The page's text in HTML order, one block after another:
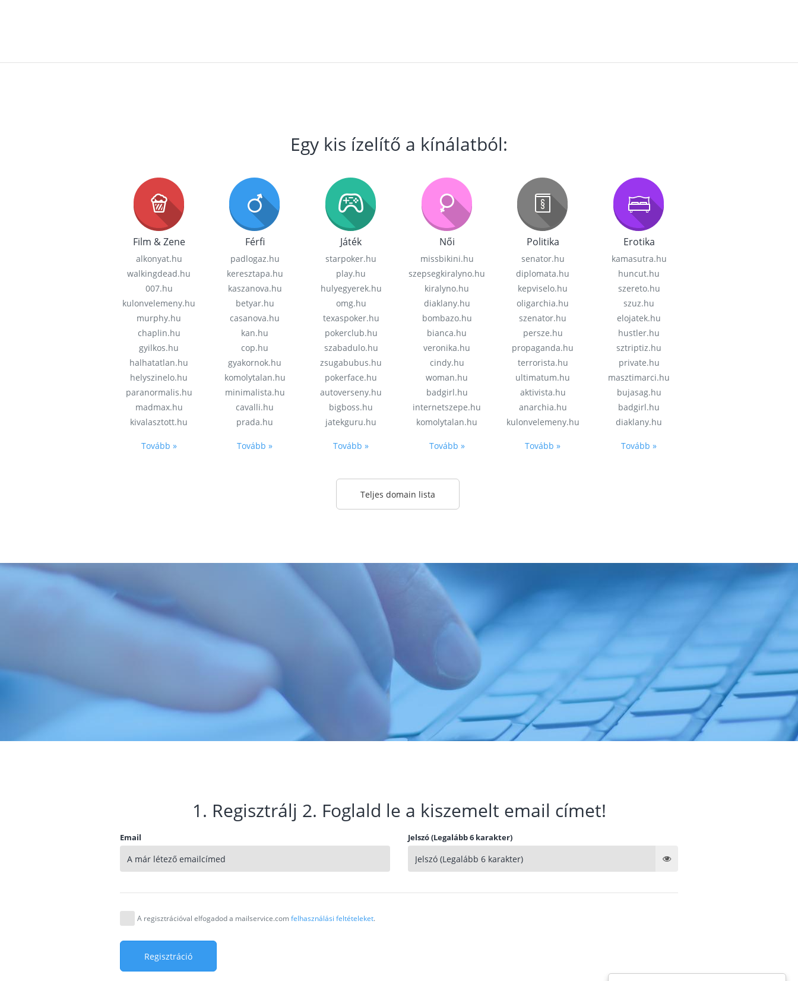
Egy kis ízelítő a kínálatból:
Film & Zene
alkonyat.hu
walkingdead.hu
007.hu
kulonvelemeny.hu
murphy.hu
chaplin.hu
gyilkos.hu
halhatatlan.hu
helyszinelo.hu
paranormalis.hu
madmax.hu
kivalasztott.hu
Tovább »
Férfi
padlogaz.hu
keresztapa.hu
kaszanova.hu
betyar.hu
casanova.hu
kan.hu
cop.hu
gyakornok.hu
komolytalan.hu
minimalista.hu
cavalli.hu
prada.hu
Tovább »
Játék
starpoker.hu
play.hu
hulyegyerek.hu
omg.hu
texaspoker.hu
pokerclub.hu
szabadulo.hu
zsugabubus.hu
pokerface.hu
autoverseny.hu
bigboss.hu
jatekguru.hu
Tovább »
Női
missbikini.hu
szepsegkiralyno.hu
kiralyno.hu
diaklany.hu
bombazo.hu
bianca.hu
veronika.hu
cindy.hu
woman.hu
badgirl.hu
internetszepe.hu
komolytalan.hu
Tovább »
Politika
senator.hu
diplomata.hu
kepviselo.hu
oligarchia.hu
szenator.hu
persze.hu
propaganda.hu
terrorista.hu
ultimatum.hu
aktivista.hu
anarchia.hu
kulonvelemeny.hu
Tovább »
Erotika
kamasutra.hu
huncut.hu
szereto.hu
szuz.hu
elojatek.hu
hustler.hu
sztriptiz.hu
private.hu
masztimarci.hu
bujasag.hu
badgirl.hu
diaklany.hu
Tovább »
Teljes domain lista
1. Regisztrálj 2. Foglald le a kiszemelt email címet!
Email Jelszó (Legalább 6 karakter)
A regisztrációval elfogadod a mailservice.comfelhasználási feltételeket.
Regisztráció